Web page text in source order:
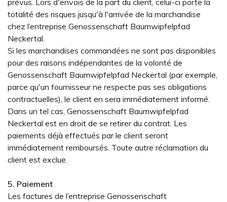
prévus. Lors d'envois de la part du client, celui-ci porte la
totalité des risques jusqu'à l'arrivée de la marchandise
chez l’entreprise Genossenschaft Baumwipfelpfad
Neckertal.
Si les marchandises commandées ne sont pas disponibles
pour des raisons indépendantes de la volonté de
Genossenschaft Baumwipfelpfad Neckertal (par exemple,
parce qu'un fournisseur ne respecte pas ses obligations
contractuelles), le client en sera immédiatement informé.
Dans un tel cas, Genossenschaft Baumwipfelpfad
Neckertal est en droit de se retirer du contrat. Les
paiements déjà effectués par le client seront
immédiatement remboursés. Toute autre réclamation du
client est exclue.
5. Paiement
Les factures de l’entreprise Genossenschaft